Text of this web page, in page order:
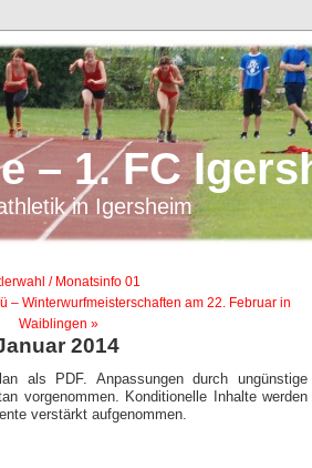
– 1. FC
in Igersheim
/ Monatsinfo 01
– Winterwurfmeisterschaften am 22. Februar in
Waiblingen »
2014
als PDF. Anpassungen durch ungünstige
vorgenommen. Konditionelle Inhalte werden
verstärkt aufgenommen.